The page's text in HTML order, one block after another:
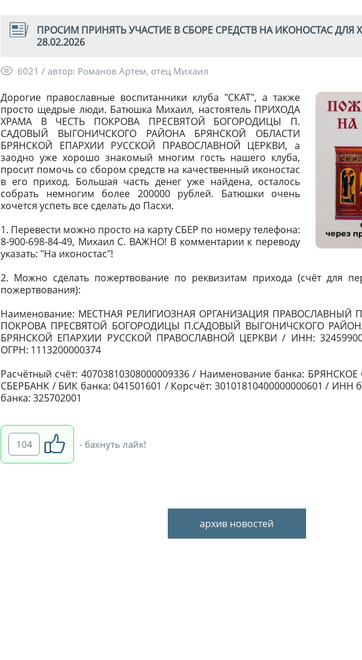
ПРОСИМ ПРИНЯТЬ УЧАСТИЕ В СБОРЕ СРЕДСТВ НА ИКОНОСТАС ДЛЯ
28.02.2026
6021 / автор: Романов Артем, отец Михаил
Дорогие православные воспитанники клуба "СКАТ", а также
просто щедрые люди. Батюшка Михаил, настоятель ПРИХОДА
ХРАМА В ЧЕСТЬ ПОКРОВА ПРЕСВЯТОЙ БОГОРОДИЦЫ П.
САДОВЫЙ ВЫГОНИЧСКОГО РАЙОНА БРЯНСКОЙ ОБЛАСТИ
БРЯНСКОЙ ЕПАРХИИ РУССКОЙ ПРАВОСЛАВНОЙ ЦЕРКВИ, а
заодно уже хорошо знакомый многим гость нашего клуба,
просит помочь со сбором средств на качественный иконостас
в его приход. Большая часть денег уже найдена, осталось
собрать немногим более 200000 рублей. Батюшки очень
хочется успеть все сделать до Пасхи.
1. Перевести можно просто на карту СБЕР по номеру телефона:
8-900-698-84-49, Михаил С. ВАЖНО! В комментарии к переводу
указать: "На иконостас"!
2. Можно сделать пожертвование по реквизитам прихода (счёт для
пожертвования):
Наименование: МЕСТНАЯ РЕЛИГИОЗНАЯ ОРГАНИЗАЦИЯ ПРАВОСЛАВНЫЙ
ПОКРОВА ПРЕСВЯТОЙ БОГОРОДИЦЫ П.САДОВЫЙ ВЫГОНИЧСКОГО
БРЯНСКОЙ ЕПАРХИИ РУССКОЙ ПРАВОСЛАВНОЙ ЦЕРКВИ / ИНН:
ОГРН: 1113200000374
Расчётный счёт: 40703810308000009336 / Наименование банка:
СБЕРБАНК / БИК банка: 041501601 / Корсчёт: 30101810400000000601 / ИНН
банка: 325702001
104 - бахнуть лайк!
архив новостей